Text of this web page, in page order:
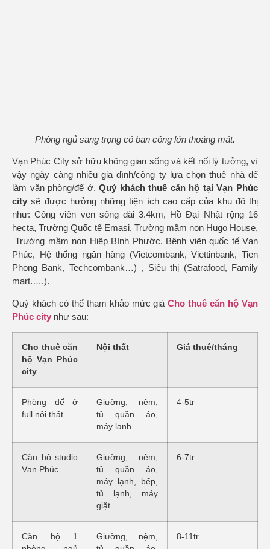
Phòng ngủ sang trọng có ban công lớn thoáng mát.
Vạn Phúc City sở hữu không gian sống và kết nối lý tưởng, vì
vậy ngày càng nhiều gia đình/công ty lựa chọn thuê nhà để
làm văn phòng/để ở.Quý khách thuê căn hộ tại Vạn Phúc
city sẽ được hưởng những tiện ích cao cấp của khu đô thị
như: Công viên ven sông dài 3.4km, Hồ Đại Nhật rộng 16
hecta, Trường Quốc tế Emasi, Trường mầm non Hugo House,
Trường mầm non Hiệp Bình Phước, Bệnh viện quốc tế Vạn
Phúc, Hệ thống ngân hàng (Vietcombank, Viettinbank, Tien
Phong Bank, Techcombank…) , Siêu thị (Satrafood, Family
mart.….).
Quý khách có thể tham khảo mức giáCho thuê căn hộ Vạn
Phúc city như sau:
Cho thuê căn
hộ Vạn Phúc
city
Nội thất Giá thuê/tháng
Phòng để ở
full nội thất
Giường, nệm,
tủ quần áo,
máy lạnh.
4-5tr
Căn hộ studio
Vạn Phúc
Giường, nệm,
tủ quần áo,
máy lạnh, bếp,
tủ lạnh, máy
giặt.
6-7tr
Căn hộ 1
Giường, nệm,
8-11tr